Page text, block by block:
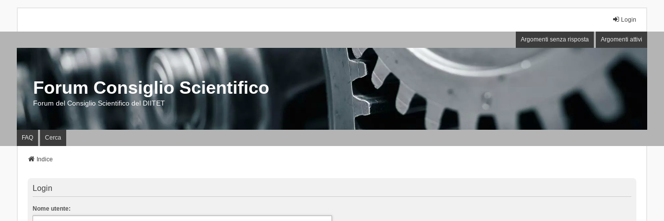
Login
Argomenti senza risposta Argomenti attivi
Forum Consiglio Scientifico
Forum del Consiglio Scientifico del DIITET
FAQ Cerca
Indice
Login
Nome utente: